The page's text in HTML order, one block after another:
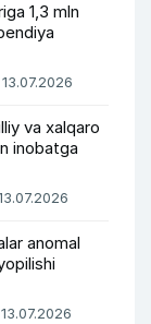
1,3 mln
va xalqaro
inobatga
anomal